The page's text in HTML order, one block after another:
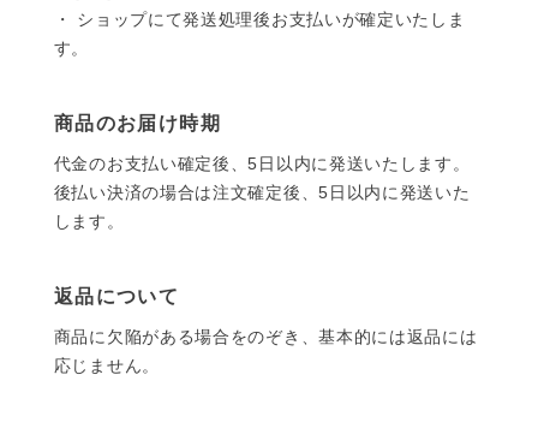
・ ショップにて発送処理後お支払いが確定いたしま
す。
商品のお届け時期
代金のお支払い確定後、5日以内に発送いたします。
後払い決済の場合は注文確定後、5日以内に発送いた
します。
返品について
商品に欠陥がある場合をのぞき、基本的には返品には
応じません。